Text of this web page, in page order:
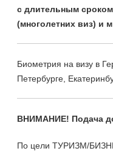
с длительным
(многолетних виз) и
Биометрия на визу в
Петербурге,
ВНИМАНИЕ! Подача
По цели ТУРИЗМ/